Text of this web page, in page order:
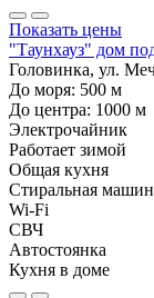
Показать цены
"Таунхауз" дом
Головинка, ул.
До моря: 500 м
До центра: 1000 м
Электрочайник
Работает зимой
Общая кухня
Стиральная
Wi-Fi
СВЧ
Автостоянка
Кухня в доме